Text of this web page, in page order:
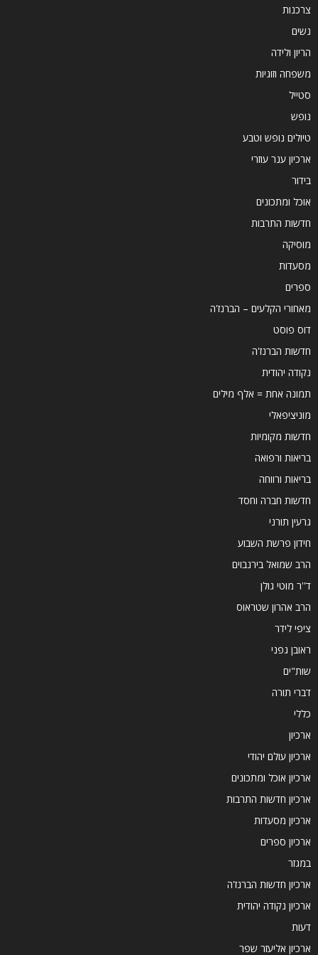
צרכנות
נשים
הריון ולידה
משפחה וזוגיות
סטייל
נופש
טיולים נופש וטבע
ארכיון ענר עוזרי
בידור
אוכל ומתכונים
חדשות התרבות
מוסיקה
מסעדות
ספרים
מאחורי הקלעים – הברנז'ה
דוס פוסט
חדשות הברנז'ה
נקודה יהודית
תמונה אחת = אלף מילים
מוניציפאלי
חדשות מקומיות
בריאות ורפואה
בריאות ורווחה
חדשות חברה וחסד
גרעין תורני
חידון פרשת השבוע
הרב שמואל בירנבוים
ד''ר מוטי גולן
הרב אהרון שטראוס
ציפי לידר
ראובן גפני
שות"ים
דברי תורה
כללי
ארכיון
ארכיון עולם יהודי
ארכיון אוכל ומתכונים
ארכיון חדשות התרבות
ארכיון מסעדות
ארכיון ספרים
במגזר
ארכיון חדשות הברנז'ה
ארכיון נקודה יהודית
דעות
ארכיון אליעזר שפר